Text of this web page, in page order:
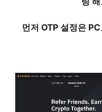
먼저 OTP 설정은